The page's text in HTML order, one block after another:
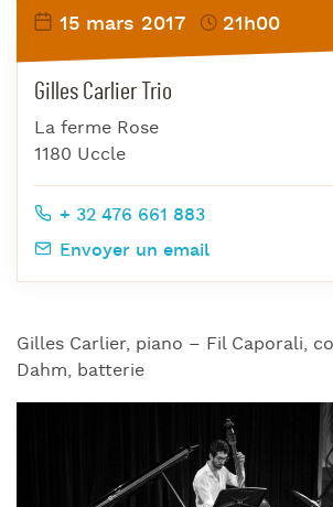
Gilles Carlier, piano – Fil Caporali,
Dahm, batterie
15 mars 2017 21h00
Gilles Carlier Trio
La ferme Rose
1180 Uccle
+ 32 476 661 883
Envoyer un email